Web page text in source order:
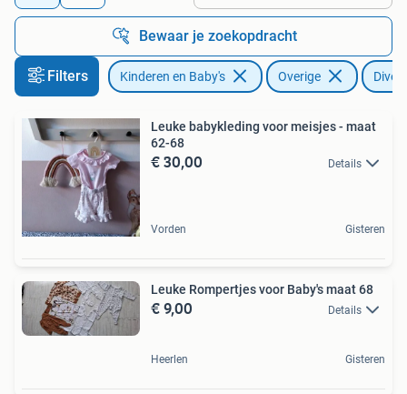
Bewaar je zoekopdracht
Filters Kinderen en Baby's Overige
Leuke babykleding voor meisjes - maat
62-68
€ 30,00 Details
Vorden Gisteren
Leuke Rompertjes voor Baby's maat 68
€ 9,00 Details
Heerlen Gisteren